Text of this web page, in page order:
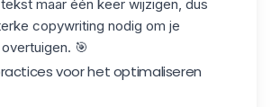
maar één keer wijzigen, dus
copywriting nodig om je
🎯
voor het optimaliseren